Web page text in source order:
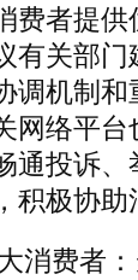
费者提
有关部
调机制
网络平
通投诉
积极协
消费者